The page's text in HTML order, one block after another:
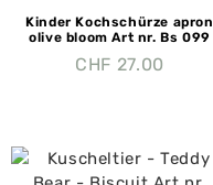
Kinder Kochschürze apron
olive bloom Art nr. Bs 099
CHF 27.00